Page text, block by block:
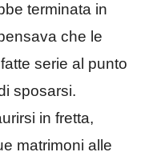
terminata in
che le
serie al punto
sposarsi.
in fretta,
matrimoni alle